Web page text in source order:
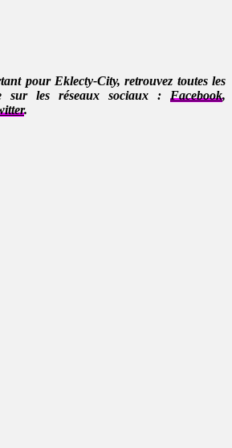
pour Eklecty-City, retrouvez toutes les
sur les réseaux sociaux : Facebook,
.